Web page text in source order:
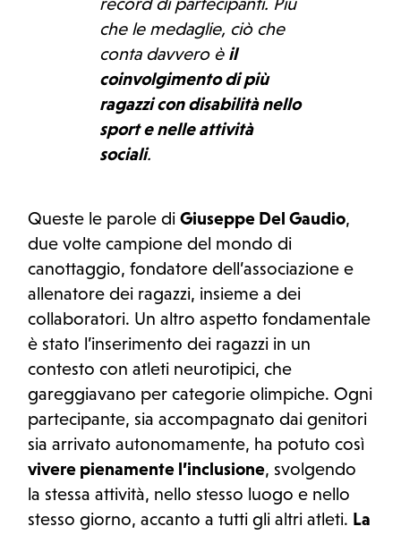
che le medaglie, ciò che
conta davvero è il
coinvolgimento di più
ragazzi con disabilità nello
sport e nelle attività
sociali.
Queste le parole diGiuseppe Del Gaudio,
due volte campione del mondo di
canottaggio, fondatore dell’associazione e
allenatore dei ragazzi, insieme a dei
collaboratori. Un altro aspetto fondamentale
è stato l’inserimento dei ragazzi in un
contesto con atleti neurotipici, che
gareggiavano per categorie olimpiche. Ogni
partecipante, sia accompagnato dai genitori
sia arrivato autonomamente, ha potuto così
vivere pienamente l’inclusione, svolgendo
la stessa attività, nello stesso luogo e nello
stesso giorno, accanto a tutti gli altri atleti. La